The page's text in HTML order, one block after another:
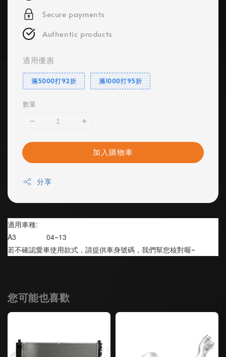
Secure payments
Authentic products
適用優惠
滿5000打92折 滿1000打95折
數量
加入購物車
分享
適用車種:
A3               04~13
若不確認愛車使用款式，請提供車身號碼，我們幫您核對喔~
您可能也喜歡